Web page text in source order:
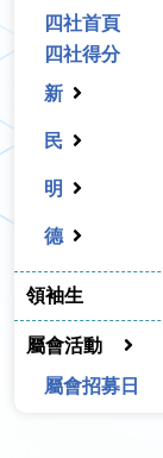
四社首頁
四社得分
新
民
明
德
領袖生
屬會活動
屬會招募日